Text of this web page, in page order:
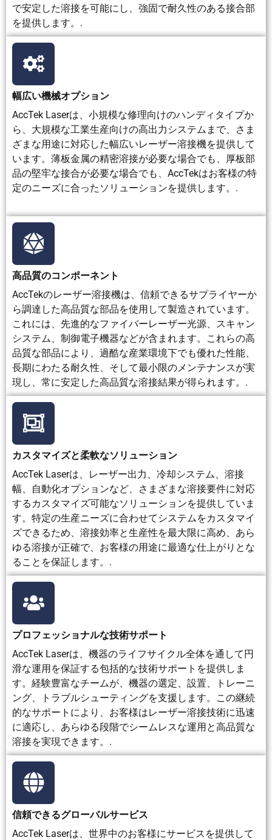
ス
ト
費は高くな
る。
件費が
る
を含め
度のコ
費用の上
適
な
ア
プ
リ
ー
シ
ョ
シ
リ
品、ステンレ
ス鋼、アルミ
ニウム、板
金、バッテリ
ー部品、自動
車部品、およ
び自動生産
型ステ
ンレス
鋼、パ
イプ、
装飾部
品
金属加
工、大
量溶接
肉部品、
および安
定した深
溶け込み
が必要な
用途
で安定した溶接を可能にし、強固で耐久性のある接合部
を提供します。.
幅広い機械オプション
AccTek Laserは、小規模な修理向けのハンディタイプか
ら、大規模な工業生産向けの高出力システムまで、さま
ざまな用途に対応した幅広いレーザー溶接機を提供して
います。薄板金属の精密溶接が必要な場合でも、厚板部
品の堅牢な接合が必要な場合でも、AccTekはお客様の特
定のニーズに合ったソリューションを提供します。.
高品質のコンポーネント
AccTekのレーザー溶接機は、信頼できるサプライヤーか
ら調達した高品質な部品を使用して製造されています。
これには、先進的なファイバーレーザー光源、スキャン
システム、制御電子機器などが含まれます。これらの高
品質な部品により、過酷な産業環境下でも優れた性能、
長期にわたる耐久性、そして最小限のメンテナンスが実
現し、常に安定した高品質な溶接結果が得られます。.
カスタマイズと柔軟なソリューション
AccTek Laserは、レーザー出力、冷却システム、溶接
幅、自動化オプションなど、さまざまな溶接要件に対応
するカスタマイズ可能なソリューションを提供していま
す。特定の生産ニーズに合わせてシステムをカスタマイ
ズできるため、溶接効率と生産性を最大限に高め、あら
ゆる溶接が正確で、お客様の用途に最適な仕上がりとな
ることを保証します。.
プロフェッショナルな技術サポート
AccTek Laserは、機器のライフサイクル全体を通して円
滑な運用を保証する包括的な技術サポートを提供しま
す。経験豊富なチームが、機器の選定、設置、トレーニ
ング、トラブルシューティングを支援します。この継続
的なサポートにより、お客様はレーザー溶接技術に迅速
に適応し、あらゆる段階でシームレスな運用と高品質な
溶接を実現できます。.
信頼できるグローバルサービス
AccTek Laserは、世界中のお客様にサービスを提供して